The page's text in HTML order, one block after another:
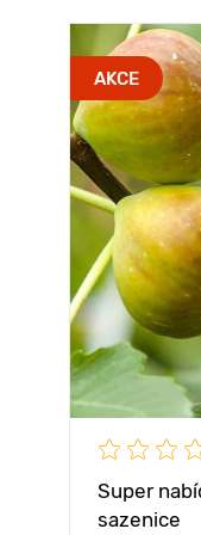
AKCE
Super
sazenice